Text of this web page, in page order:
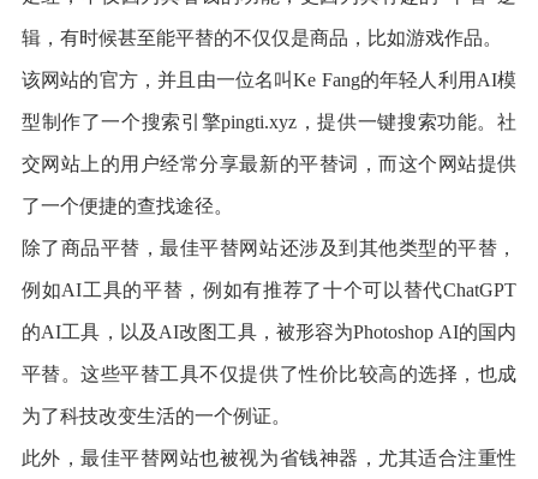
辑，有时候甚至能平替的不仅仅是商品，比如游戏作品。
该网站的官方，并且由一位名叫Ke Fang的年轻人利用AI模
型制作了一个搜索引擎pingti.xyz，提供一键搜索功能。社
交网站上的用户经常分享最新的平替词，而这个网站提供
了一个便捷的查找途径。
除了商品平替，最佳平替网站还涉及到其他类型的平替，
例如AI工具的平替，例如有推荐了十个可以替代ChatGPT
的AI工具，以及AI改图工具，被形容为Photoshop AI的国内
平替。这些平替工具不仅提供了性价比较高的选择，也成
为了科技改变生活的一个例证。
此外，最佳平替网站也被视为省钱神器，尤其适合注重性